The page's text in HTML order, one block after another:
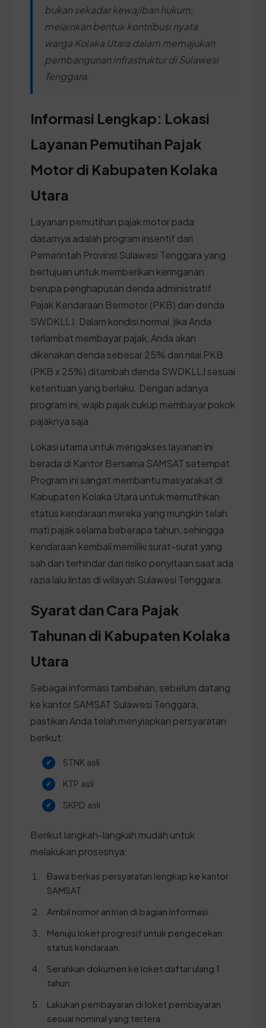
bukan sekadar kewajiban hukum,
melainkan bentuk kontribusi nyata
warga Kolaka Utara dalam memajukan
pembangunan infrastruktur di Sulawesi
Tenggara.
Informasi Lengkap: Lokasi
Layanan Pemutihan Pajak
Motor di Kabupaten Kolaka
Utara
Layanan pemutihan pajak motor pada
dasarnya adalah program insentif dari
Pemerintah Provinsi Sulawesi Tenggara yang
bertujuan untuk memberikan keringanan
berupa penghapusan denda administratif
Pajak Kendaraan Bermotor (PKB) dan denda
SWDKLLJ. Dalam kondisi normal, jika Anda
terlambat membayar pajak, Anda akan
dikenakan denda sebesar 25% dari nilai PKB
(PKB x 25%) ditambah denda SWDKLLJ sesuai
ketentuan yang berlaku. Dengan adanya
program ini, wajib pajak cukup membayar pokok
pajaknya saja.
Lokasi utama untuk mengakses layanan ini
berada di Kantor Bersama SAMSAT setempat.
Program ini sangat membantu masyarakat di
Kabupaten Kolaka Utara untuk memutihkan
status kendaraan mereka yang mungkin telah
mati pajak selama beberapa tahun, sehingga
kendaraan kembali memiliki surat-surat yang
sah dan terhindar dari risiko penyitaan saat ada
razia lalu lintas di wilayah Sulawesi Tenggara.
Syarat dan Cara Pajak
Tahunan di Kabupaten Kolaka
Utara
Sebagai informasi tambahan, sebelum datang
ke kantor SAMSAT Sulawesi Tenggara,
pastikan Anda telah menyiapkan persyaratan
berikut:
STNK asli
KTP asli
SKPD asli
Berikut langkah-langkah mudah untuk
melakukan prosesnya:
Bawa berkas persyaratan lengkap ke kantor
SAMSAT.
Ambil nomor antrian di bagian informasi.
Menuju loket progresif untuk pengecekan
status kendaraan.
Serahkan dokumen ke loket daftar ulang 1
tahun.
Lakukan pembayaran di loket pembayaran
sesuai nominal yang tertera.